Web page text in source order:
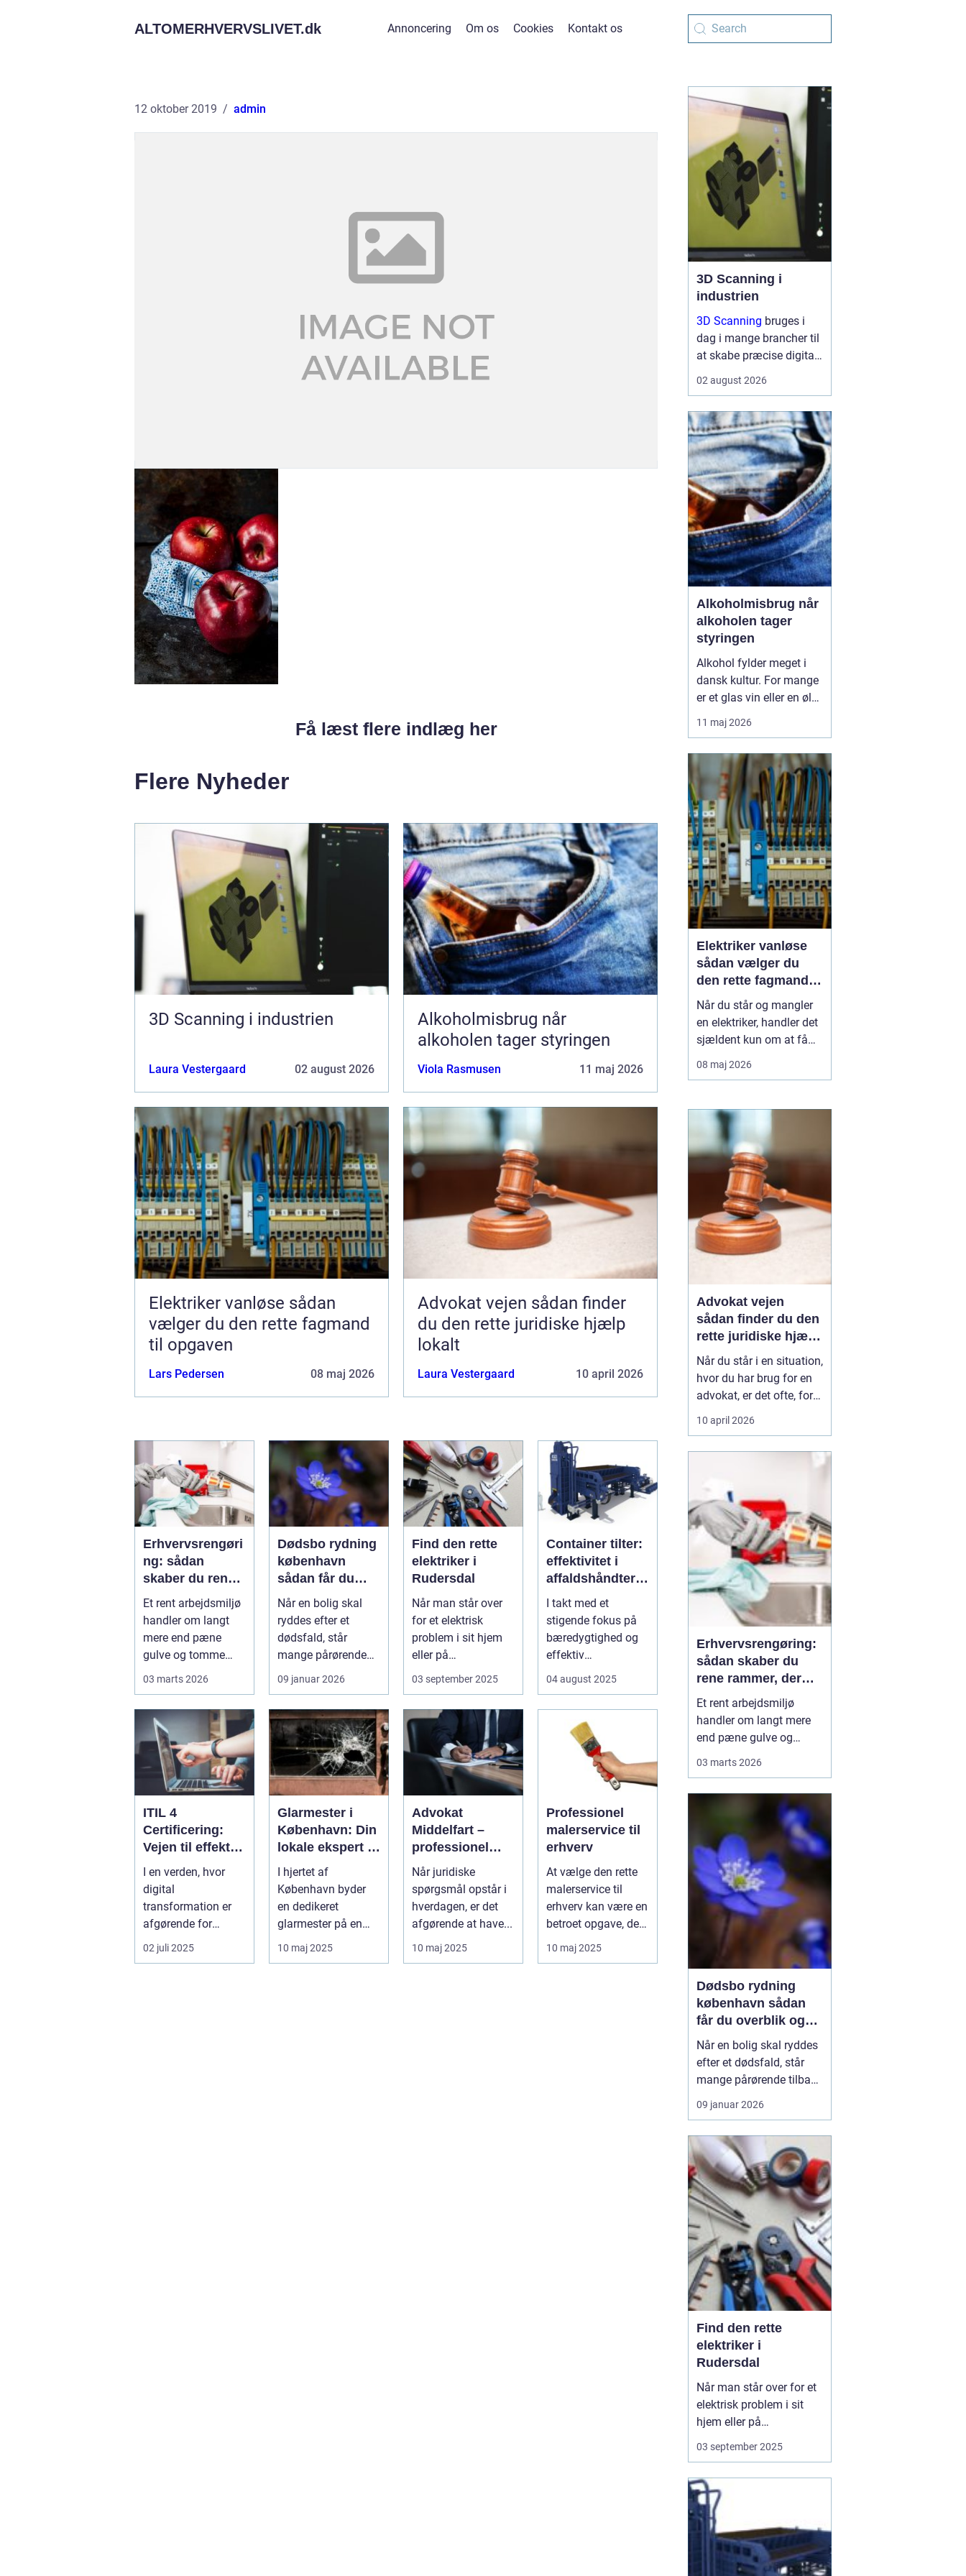
ALTOMERHVERVSLIVET.dk Annoncering Om os Cookies Kontakt os
12 oktober 2019 admin
Få læst flere indlæg her
Flere Nyheder
3D Scanning i industrien
Laura Vestergaard 02 august 2026
Alkoholmisbrug når
alkoholen tager styringen
Viola Rasmusen 11 maj 2026
Elektriker vanløse sådan
vælger du den rette fagmand
til opgaven
Lars Pedersen 08 maj 2026
Advokat vejen sådan finder
du den rette juridiske hjælp
lokalt
Laura Vestergaard 10 april 2026
Erhvervsrengøri
ng: sådan
skaber du rene
rammer, der kan
mærkes på
bundlinjen
Et rent arbejdsmiljø
handler om langt
mere end pæne
gulve og tomme
03 marts 2026
Dødsbo rydning
københavn
sådan får du
overblik og
professionel
hjælp
Når en bolig skal
ryddes efter et
dødsfald, står
mange pårørende
tilbage med en stor
praktisk opgave...
09 januar 2026
Find den rette
elektriker i
Rudersdal
Når man står over
for et elektrisk
problem i sit hjem
eller på
arbejdspladsen, er
03 september 2025
Container tilter:
effektivitet i
affaldshåndterin
g og
ressourcegenan
vendelse
I takt med et
stigende fokus på
bæredygtighed og
effektiv
bliver spe...
04 august 2025
ITIL 4
Certificering:
Vejen til effektiv
IT-service
management
I en verden, hvor
digital
transformation er
afgørende for
succes, bliver
effektive service
02 juli 2025
Glarmester i
København: Din
lokale ekspert i
glasløsninger
I hjertet af
København byder
en dedikeret
glarmester på en
verden af
glasløsning...
10 maj 2025
Advokat
Middelfart –
professionel
juridisk
rådgivning tæt
på dig
Når juridiske
spørgsmål opstår i
hverdagen, er det
afgørende at have...
10 maj 2025
Professionel
malerservice til
erhverv
At vælge den rette
malerservice til
erhverv kan være en
betroet opgave, der
kræver...
10 maj 2025
3D Scanning i
industrien
3D Scanning bruges i
dag i mange brancher til
at skabe præcise digitale
omgivelser, produkter og
gør det muligt at arbejde
hurtigere, mere ...
02 august 2026
Alkoholmisbrug når
alkoholen tager
styringen
Alkohol fylder meget i
dansk kultur. For mange
er et glas vin eller en øl
forbundet med hygge,
fællesskab og
nogle glider forbruget
stille og roligt over i
alkoholmisbru...
11 maj 2026
Elektriker vanløse
sådan vælger du
den rette fagmand
til opgaven
Når du står og mangler
en elektriker, handler det
sjældent kun om at få
skiftet en stikkontakt.
Ofte er der også
lovkrav og langsigtede
løsninger på spil. I
Vanløse, hvor mange
boliger er ældre
ejendomme blandet med
nyere bygg...
08 maj 2026
Advokat vejen
sådan finder du den
rette juridiske hjælp
lokalt
Når du står i en situation,
hvor du har brug for en
advokat, er det ofte, fordi
livet har ændret sig på
en måde, du ikke selv
efter en pårørende eller
køb og salg af bolig. I de
si...
10 april 2026
Erhvervsrengøring:
sådan skaber du
rene rammer, der
kan mærkes på
bundlinjen
Et rent arbejdsmiljø
handler om langt mere
end pæne gulve og
førstehåndsindtryk og i
sidste ende
virksomhedens
omdømme. Når ...
03 marts 2026
Dødsbo rydning
københavn sådan
får du overblik og
professionel hjælp
Når en bolig skal ryddes
efter et dødsfald, står
mange pårørende tilbage
med en stor praktisk
opgave oven i sorgen.
personlige ejendele og
måske et helt livs
samling af ting, som
skal gennemgås,
fordeles, sælges eller
bortskaf...
09 januar 2026
Find den rette
elektriker i
Rudersdal
Når man står over for et
elektrisk problem i sit
hjem eller på
arbejdspladsen, er det
ofte nødvendigt med
Elektriker Rudersdal er
søgeordet, der samler
opmærksomheden
omkring behovet for...
03 september 2025